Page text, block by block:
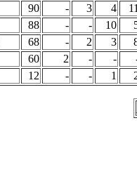
90 - 3 4
88 - - 10
68 - 2 3
60 2 - -
12 - - 1